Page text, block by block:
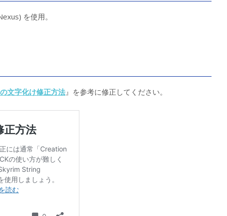
を使用。
文字化け修正方法』を参考に修正してください。